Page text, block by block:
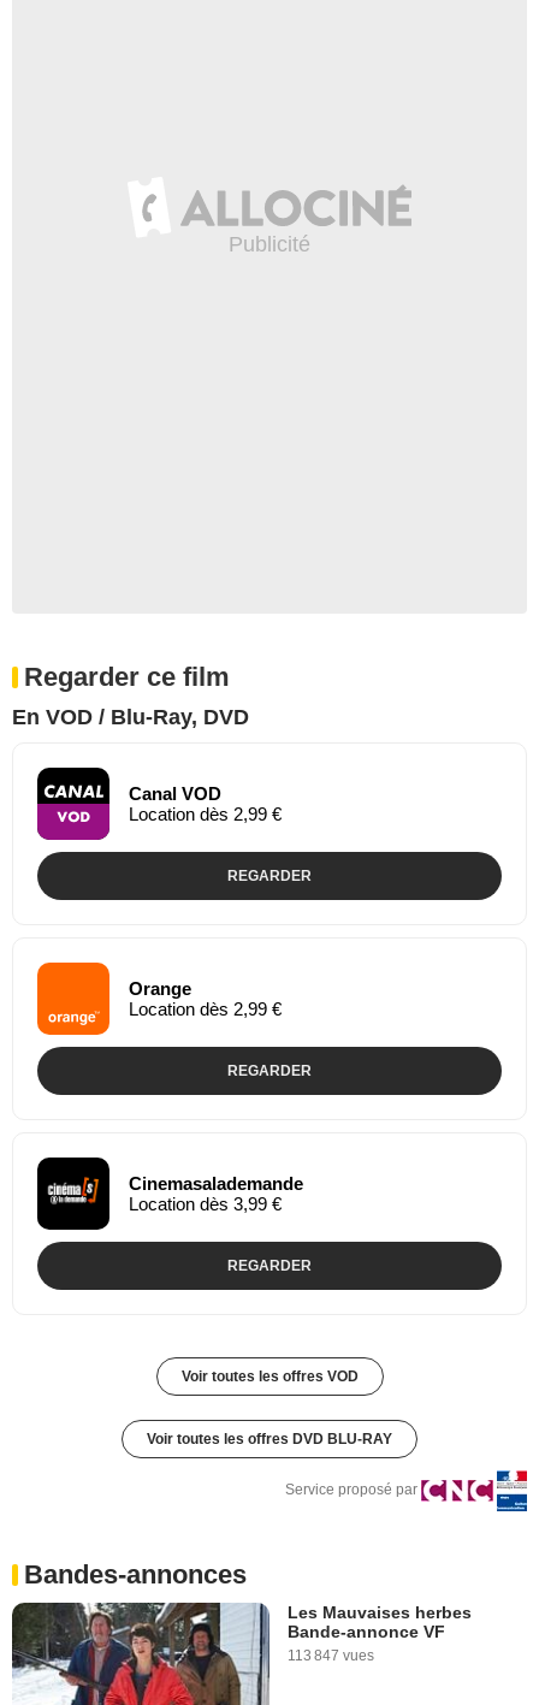
Regarder ce film
En VOD / Blu-Ray, DVD
Canal VOD
Location dès 2,99 €
REGARDER
Orange
Location dès 2,99 €
REGARDER
Cinemasalademande
Location dès 3,99 €
REGARDER
Voir toutes les offres VOD
Voir toutes les offres DVD BLU-RAY
Service proposé par
Bandes-annonces
Les Mauvaises herbes
Bande-annonce VF
113 847 vues